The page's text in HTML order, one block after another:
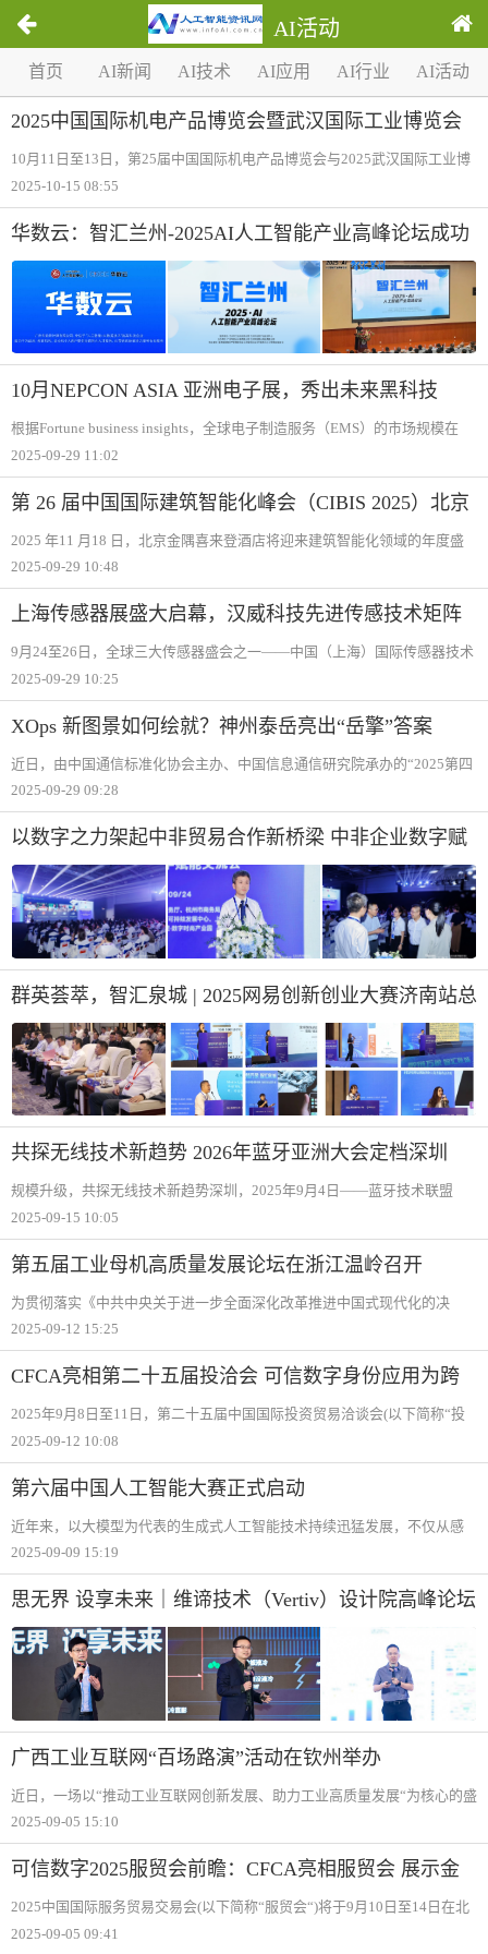
AI活动
首页 AI新闻 AI技术 AI应用 AI行业 AI活动
1/0
2025中国国际机电产品博览会暨武汉国际工业博览会
在汉举行
10月11日至13日，第25届中国国际机电产品博览会与2025武汉国际工业博
览会在武汉国际博览中心举办。本届博览会以“新质势能、智链全球“为主
多个国家和
2025-10-15 08:55
华数云：智汇兰州-2025AI人工智能产业高峰论坛成功
举办
10月NEPCON ASIA 亚洲电子展，秀出未来黑科技
根据Fortune business insights，全球电子制造服务（EMS）的市场规模在
2024年的价值为6097.9亿美元，预计该市场将从2025年的6481亿美元增长
电子制造
2025-09-29 11:02
第 26 届中国国际建筑智能化峰会（CIBIS 2025）北京
站｜碳索新机，筑 Ai 未来
2025 年11 月18 日，北京金隅喜来登酒店将迎来建筑智能化领域的年度盛
会——第26 届中国国际建筑智能化峰会（CIBIS 2025）北京站。本届大会
2025-09-29 10:48
上海传感器展盛大启幕，汉威科技先进传感技术矩阵
引发关注
9月24至26日，全球三大传感器盛会之一——中国（上海）国际传感器技术
与应用展览会（SENSOR CHINA 2025）在上海跨国采购中心隆重举行。本
2025-09-29 10:25
XOps 新图景如何绘就？神州泰岳亮出“岳擎”答案
近日，由中国通信标准化协会主办、中国信息通信研究院承办的“2025第四
届XOps （多元化研发运营）产业创新发展论坛“在北京成功举办。本届大
的研运
2025-09-29 09:28
以数字之力架起中非贸易合作新桥梁 中非企业数字赋
能交流会
群英荟萃，智汇泉城 | 2025网易创新创业大赛济南站总
决赛圆满收官！
共探无线技术新趋势 2026年蓝牙亚洲大会定档深圳
规模升级，共探无线技术新趋势深圳，2025年9月4日——蓝牙技术联盟
（Bluetooth Special Interest Group，SIG）正式宣布，2026年蓝牙亚洲大会
2025-09-15 10:05
第五届工业母机高质量发展论坛在浙江温岭召开
为贯彻落实《中共中央关于进一步全面深化改革推进中国式现代化的决
定》要求，9月11日，由工业和信息化部产业发展促进中心（以下简称产促
研究院有限公
2025-09-12 15:25
CFCA亮相第二十五届投洽会 可信数字身份应用为跨
境经贸赋能
2025年9月8日至11日，第二十五届中国国际投资贸易洽谈会(以下简称“投
洽会“)在厦门举办。本届投洽会以“携手中国投资未来“为主题，吸引120多
高端平
2025-09-12 10:08
第六届中国人工智能大赛正式启动
近年来，以大模型为代表的生成式人工智能技术持续迅猛发展，不仅从感
知识别迈向认知生成新阶段，而且正在逐步渗透到经济社会发展的方方面
提出，持续推进
2025-09-09 15:19
思无界 设享未来｜维谛技术（Vertiv）设计院高峰论坛
广西工业互联网“百场路演”活动在钦州举办
近日，一场以“推动工业互联网创新发展、助力工业高质量发展“为核心的盛
会——广西工业互联网“百场路演“活动之人工智能赋能新能源产业发展专题
2025-09-05 15:10
可信数字2025服贸会前瞻：CFCA亮相服贸会 展示金
融可信数字身份应用
2025中国国际服务贸易交易会(以下简称“服贸会“)将于9月10日至14日在北
京市石景山首钢园区举办。本届服贸会聚焦服务贸易发展热点趋势，设置
2025-09-05 09:41